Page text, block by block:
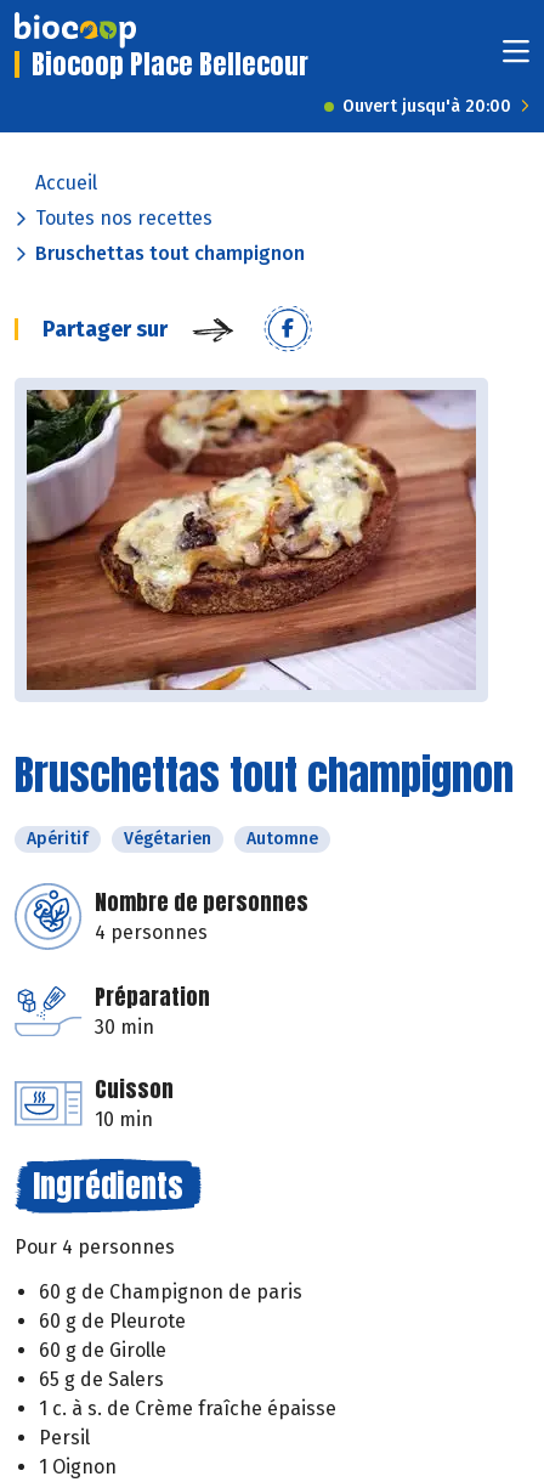
Biocoop Place Bellecour
Ouvert jusqu'à 20:00
Accueil
Toutes nos recettes
Bruschettas tout champignon
Partager sur
Bruschettas tout champignon
Apéritif Végétarien Automne
Nombre de personnes
4 personnes
Préparation
30 min
Cuisson
10 min
Ingrédients
Pour 4 personnes
60 g de Champignon de paris
60 g de Pleurote
60 g de Girolle
65 g de Salers
1 c. à s. de Crème fraîche épaisse
Persil
1 Oignon